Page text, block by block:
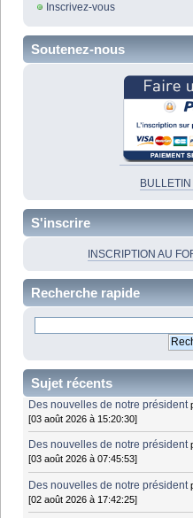
Inscrivez-vous
Soutenez-nous
S'inscrire
INSCRIPTION AU
Recherche rapide
Sujet récents
Des nouvelles de notre président
[03 août 2026 à 15:20:30]
Des nouvelles de notre président
[03 août 2026 à 07:45:53]
Des nouvelles de notre président
[02 août 2026 à 17:42:25]